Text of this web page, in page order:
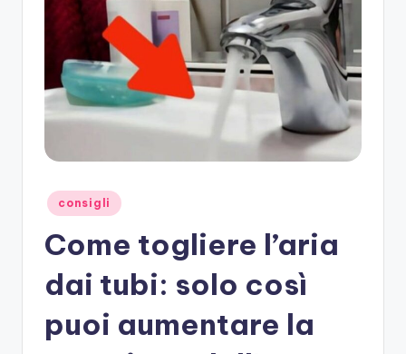
Posted
in
consigli
Come togliere l’aria
dai tubi: solo così
puoi aumentare la